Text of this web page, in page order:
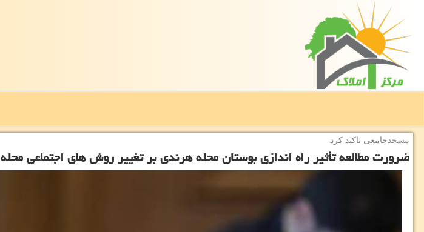
مسجدجامعی تاكید كرد
ضرورت مطالعه تأثیر راه اندازی بوستان محله هرندی بر تغییر روش های اجتماعی محله